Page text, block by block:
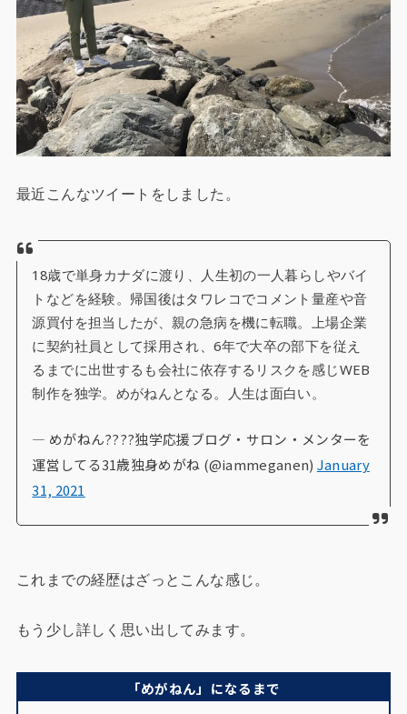
最近こんなツイートをしました。
18歳で単身カナダに渡り、人生初の一人暮らしやバイ
トなどを経験。帰国後はタワレコでコメント量産や音
源買付を担当したが、親の急病を機に転職。上場企業
に契約社員として採用され、6年で大卒の部下を従え
るまでに出世するも会社に依存するリスクを感じWEB
制作を独学。めがねんとなる。人生は面白い。
— めがねん????独学応援ブログ・サロン・メンターを
運営してる31歳独身めがね (@iammeganen) January
31, 2021
これまでの経歴はざっとこんな感じ。
もう少し詳しく思い出してみます。
「めがねん」になるまで